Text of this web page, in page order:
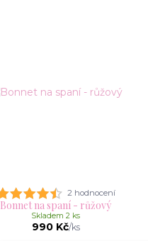
2 hodnocení
Bonnet na spaní - růžový
990 Kč/ks
Skladem 2 ks